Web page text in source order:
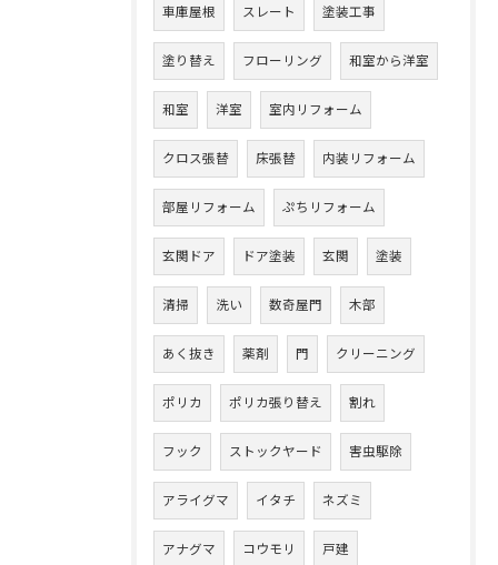
車庫屋根 スレート 塗装工事
塗り替え フローリング 和室から洋室
和室 洋室 室内リフォーム
クロス張替 床張替 内装リフォーム
部屋リフォーム ぷちリフォーム
玄関ドア ドア塗装 玄関 塗装
清掃 洗い 数奇屋門 木部
あく抜き 薬剤 門 クリーニング
ポリカ ポリカ張り替え 割れ
フック ストックヤード 害虫駆除
アライグマ イタチ ネズミ
アナグマ コウモリ 戸建